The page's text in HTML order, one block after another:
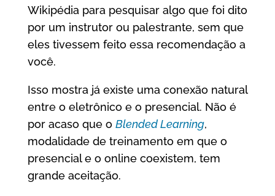
Wikipédia para pesquisar algo que foi dito
por um instrutor ou palestrante, sem que
eles tivessem feito essa recomendação a
você.
Isso mostra já existe uma conexão natural
entre o eletrônico e o presencial. Não é
por acaso que o Blended Learning,
modalidade de treinamento em que o
presencial e o online coexistem, tem
grande aceitação.